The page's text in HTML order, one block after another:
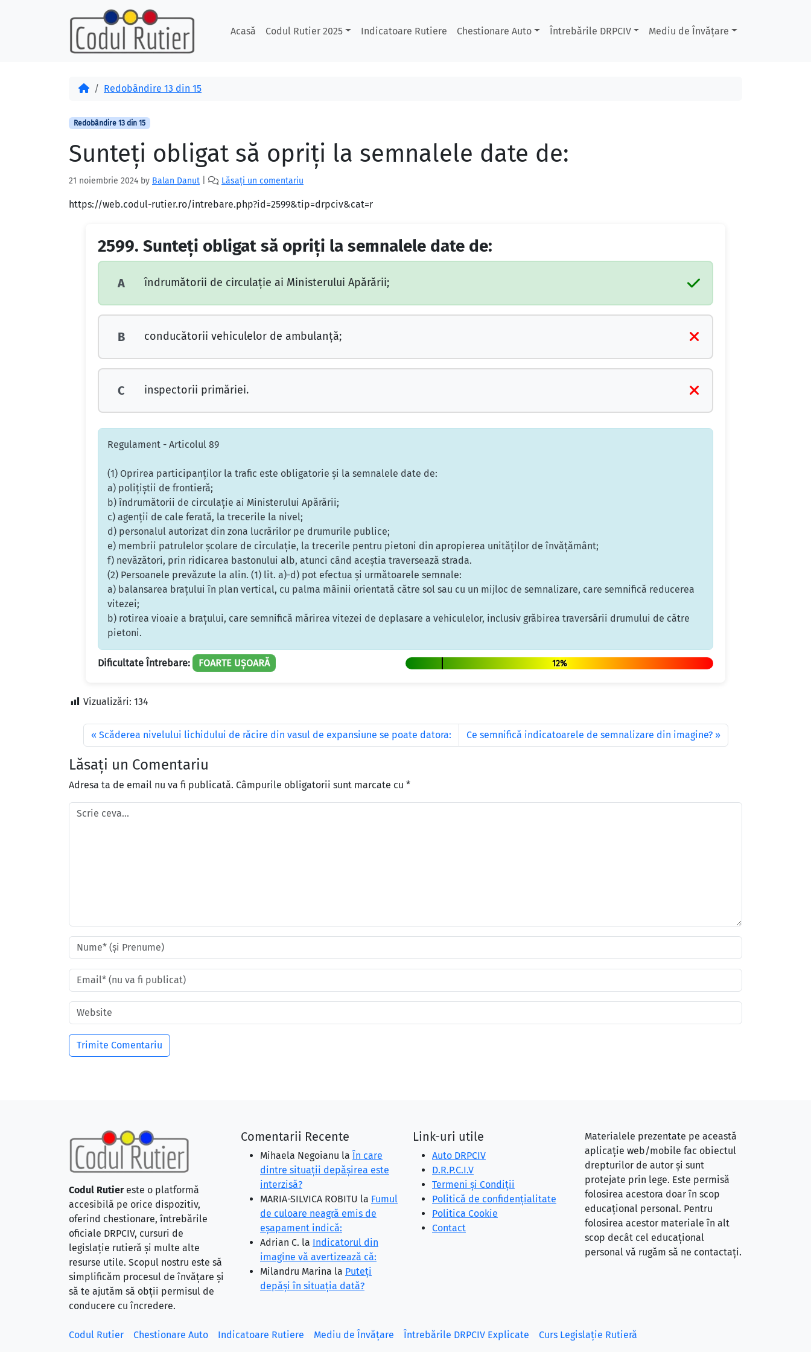
Acasă Codul Rutier 2025 Indicatoare Rutiere Chestionare Auto Întrebările DRPCIV Mediu de Învățare
AcasăRedobândire 13 din 15
Redobândire 13 din 15
Sunteţi obligat să opriţi la semnalele date de:
21 noiembrie 2024 by Balan Danut Lăsați un comentariu
https://web.codul-rutier.ro/intrebare.php?id=2599&tip=drpciv&cat=r
2599. Sunteţi obligat să opriţi la semnalele date de:
A îndrumătorii de circulaţie ai Ministerului Apărării;
B conducătorii vehiculelor de ambulanţă;
C inspectorii primăriei.
Regulament - Articolul 89
(1) Oprirea participanţilor la trafic este obligatorie şi la semnalele date de:
a) poliţiştii de frontieră;
b) îndrumătorii de circulaţie ai Ministerului Apărării;
c) agenţii de cale ferată, la trecerile la nivel;
d) personalul autorizat din zona lucrărilor pe drumurile publice;
e) membrii patrulelor şcolare de circulaţie, la trecerile pentru pietoni din apropierea unităţilor de învăţământ;
f) nevăzători, prin ridicarea bastonului alb, atunci când aceştia traversează strada.
(2) Persoanele prevăzute la alin. (1) lit. a)-d) pot efectua şi următoarele semnale:
a) balansarea braţului în plan vertical, cu palma mâinii orientată către sol sau cu un mijloc de semnalizare, care semnifică reducerea
vitezei;
b) rotirea vioaie a braţului, care semnifică mărirea vitezei de deplasare a vehiculelor, inclusiv grăbirea traversării drumului de către
pietoni.
Dificultate Întrebare: FOARTE UȘOARĂ 12%
Vizualizări: 134
Scăderea nivelului lichidului de răcire din vasul de expansiune se poate datora: Ce semnifică indicatoarele de semnalizare din imagine?
Lăsați un Comentariu
Adresa ta de email nu va fi publicată. Câmpurile obligatorii sunt marcate cu *
Codul Rutiereste o platformă
accesibilă pe orice dispozitiv,
oferind chestionare, întrebările
oficiale DRPCIV, cursuri de
legislație rutieră și multe alte
resurse utile. Scopul nostru este să
simplificăm procesul de învățare și
să te ajutăm să obții permisul de
conducere cu încredere.
Comentarii Recente
Mihaela Negoianu la În care
dintre situaţii depăşirea este
interzisă?
MARIA-SILVICA ROBITU la Fumul
de culoare neagră emis de
eşapament indică:
Adrian C. la Indicatorul din
imagine vă avertizează că:
Milandru Marina la Puteţi
depăşi în situaţia dată?
Link-uri utile
Auto DRPCIV
D.R.P.C.I.V
Termeni și Condiții
Politică de confidențialitate
Politica Cookie
Contact
Materialele prezentate pe această
aplicație web/mobile fac obiectul
drepturilor de autor și sunt
protejate prin lege. Este permisă
folosirea acestora doar în scop
educațional personal. Pentru
folosirea acestor materiale în alt
scop decât cel educațional
personal vă rugăm să ne contactați.
Codul Rutier Chestionare Auto Indicatoare Rutiere Mediu de Învățare Întrebările DRPCIV Explicate Curs Legislație Rutieră